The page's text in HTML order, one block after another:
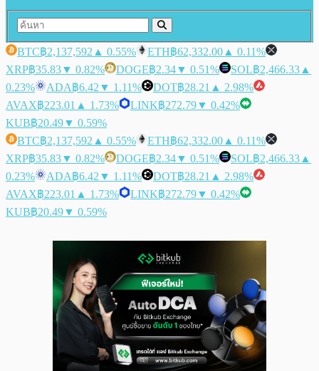
BTC฿2,137,592 ▲ 0.55% ETH฿62,332.00 ▲ 0.11%
XRP฿35.83▼ 0.82% DOGE฿2.34▼ 0.51% SOL฿2,466.33 ▲
0.23%
ADA฿6.42 ▼ 1.11% DOT฿28.21 ▲ 2.98%
AVAX฿223.01 ▲ 1.73% LINK฿272.79▼ 0.42%
KUB฿20.49▼ 0.59%
BTC฿2,137,592 ▲ 0.55% ETH฿62,332.00 ▲ 0.11%
XRP฿35.83▼ 0.82% DOGE฿2.34▼ 0.51% SOL฿2,466.33 ▲
0.23%
ADA฿6.42 ▼ 1.11% DOT฿28.21 ▲ 2.98%
AVAX฿223.01 ▲ 1.73% LINK฿272.79▼ 0.42%
KUB฿20.49▼ 0.59%